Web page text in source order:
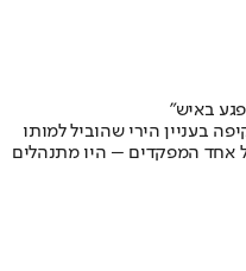
בעניין הירי שהוביל למותו
אחד המפקדים – היו מתנהלים